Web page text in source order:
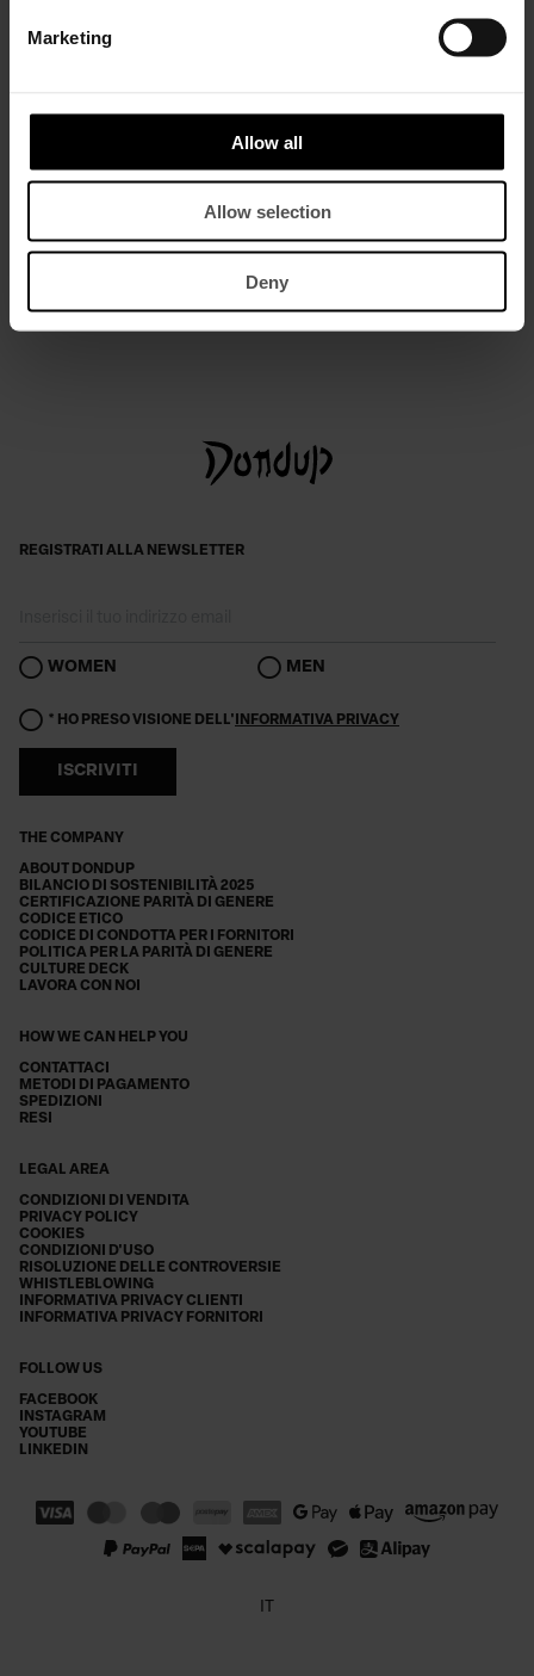
Marketing
Allow all
Allow selection
Deny
THE COMPANY
ABOUT DONDUP
BILANCIO DI SOSTENIBILITÀ 2025
CERTIFICAZIONE PARITÀ DI GENERE
CODICE ETICO
CODICE DI CONDOTTA PER I FORNITORI
POLITICA PER LA PARITÀ DI GENERE
CULTURE DECK
LAVORA CON NOI
HOW WE CAN HELP YOU
CONTATTACI
METODI DI PAGAMENTO
SPEDIZIONI
RESI
LEGAL AREA
CONDIZIONI DI VENDITA
PRIVACY POLICY
COOKIES
CONDIZIONI D'USO
RISOLUZIONE DELLE CONTROVERSIE
WHISTLEBLOWING
INFORMATIVA PRIVACY CLIENTI
INFORMATIVA PRIVACY FORNITORI
FOLLOW US
FACEBOOK
INSTAGRAM
YOUTUBE
LINKEDIN
REGISTRATI ALLA NEWSLETTER
WOMEN MEN
* HO PRESO VISIONE DELL' INFORMATIVA PRIVACY
ISCRIVITI
IT